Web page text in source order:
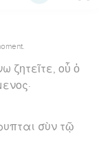
ζητεῖτε, οὗ ὁ
σὺν τῷ